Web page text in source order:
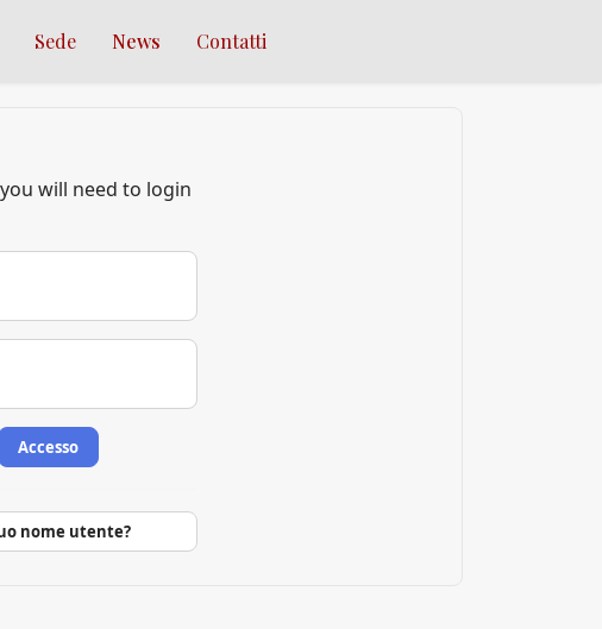
Sede News Contatti
will need to login
Accesso
nome utente?